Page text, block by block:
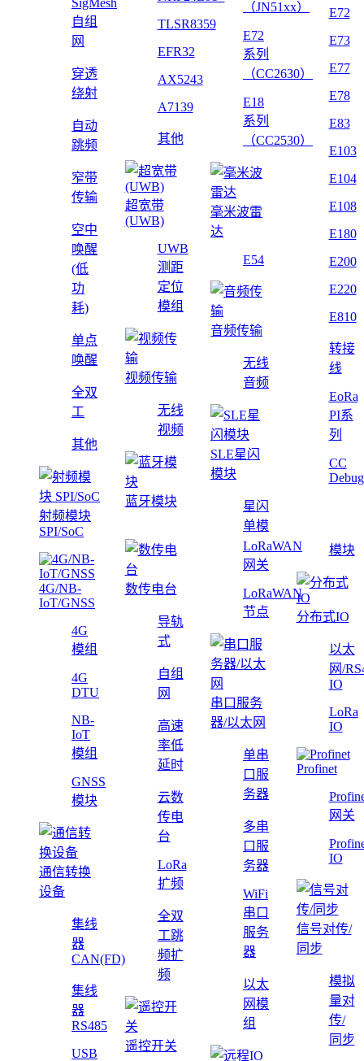
自组
网
穿透
绕射
自动
跳频
窄带
传输
空中
唤醒
(低
功
耗)
单点
唤醒
全双
工
其他
射频模块
SPI/SoC
TLSR8359
EFR32
AX5243
A7139
其他
超宽带
(UWB)
UWB
测距
定位
模组
视频传输
无线
视频
蓝牙模块
（JN51xx）
E72
系列
（CC2630）
E18
系列
（CC2530）
毫米波雷
达
E54
音频传输
无线
音频
SLE星闪
模块
星闪
单模
E72
E73
E77
E78
E83
E103
E104
E108
E180
E200
E220
E810
转接
线
EoRa
PI系
列
CC
4G/NB-
IoT/GNSS
4G
模组
4G
DTU
NB-
IoT
模组
GNSS
模块
通信转换
设备
集线
器
CAN(FD)
集线
器
RS485
USB
数传电台
导轨
式
自组
网
高速
率低
延时
云数
传电
台
LoRa
扩频
全双
工跳
频扩
频
遥控开关
LoRaWAN
网关
LoRaWAN
节点
串口服务
器/以太网
单串
口服
务器
多串
口服
务器
WiFi
串口
服务
器
以太
网模
组
模块
分布式IO
以太
网/
IO
LoRa
IO
Profinet
网关
IO
信号对传/
同步
模拟
量对
传/
同步